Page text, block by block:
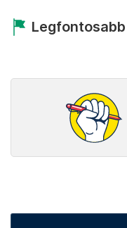
Legfontosabb